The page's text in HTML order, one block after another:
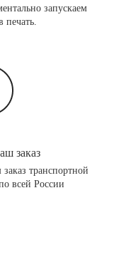
запускаем
печать.
заказ
транспортной
всей России